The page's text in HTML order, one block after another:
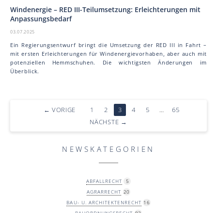
Windenergie – RED III-Teilumsetzung: Erleichterungen mit
Anpassungsbedarf
03.07.2025
Ein Regierungsentwurf bringt die Umsetzung der RED III in Fahrt –
mit ersten Erleichterungen für Windenergievorhaben, aber auch mit
potenziellen Hemmschuhen. Die wichtigsten Änderungen im
Überblick.
← VORIGE 1 2 3 4 5 …
65
NÄCHSTE →
NEWSKATEGORIEN
ABFALLRECHT
5
AGRARRECHT 20
BAU- U. ARCHITEKTENRECHT 16